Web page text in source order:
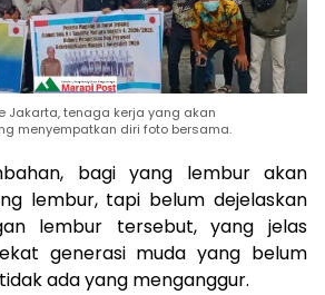
Jakarta, tenaga kerja yang akan
menyempatkan diri foto bersama.
bagi yang lembur akan
lembur, tapi belum dejelaskan
lembur tersebut, yang jelas
generasi muda yang belum
ada yang menganggur.